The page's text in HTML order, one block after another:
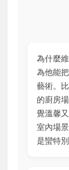
為什麼
為他能
藝術。
的廚房
覺溫馨
室內場
是蠻特別